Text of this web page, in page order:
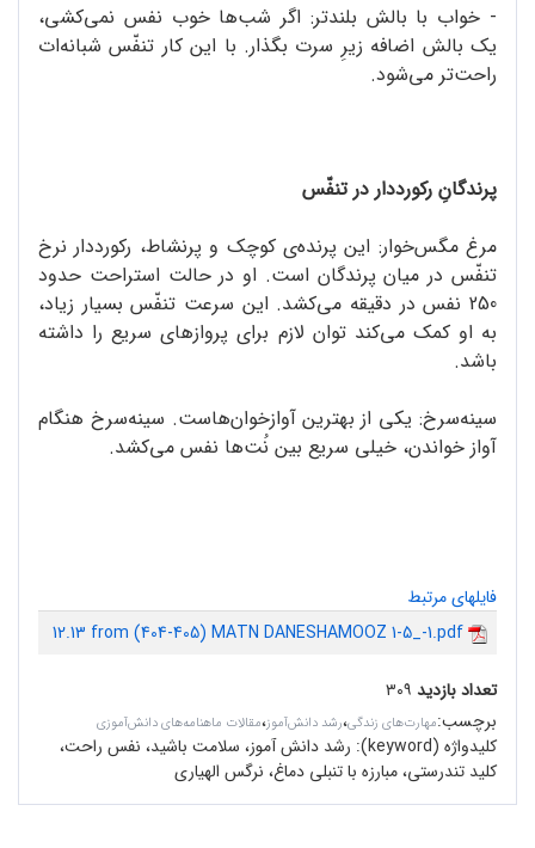
- خواب با بالش بلندتر: اگر شب‌ها خوب نفس نمی‌کشی،
یک بالش اضافه زیرِ سرت بگذار. با این کار تنفّس شبانه‌ات
راحت‌تر می‌شود.
پرندگانِ رکورددار در تنفّس
مرغ مگس‌خوار: این پرنده‌ی کوچک و پرنشاط، رکورددار نرخ
تنفّس در میان پرندگان است. او در حالت استراحت حدود
250 نفس در دقیقه می‌کشد. این سرعت تنفّس بسیار زیاد،
به او کمک می‌کند توان لازم برای پروازهای سریع را داشته
باشد.
سینه‌سرخ: یکی از بهترین آوازخوان‌هاست. سینه‌سرخ هنگام
آواز خواندن، خیلی سریع بین نُت‌ها نفس می‌کشد.
فایلهای مرتبط
12.13 from (404-405) MATN DANESHAMOOZ 1-5_-1.pdf
تعداد بازدید ۳۰۹
برچسب:مهارت‌های زندگی،رشد دانش‌آموز،مقالات ماهنامه‌های دانش‌آموزی
کلیدواژه (keyword):
رشد دانش آموز، سلامت باشید، نفس راحت،
کلید تندرستی، مبارزه با تنبلی دماغ، نرگس الهیاری